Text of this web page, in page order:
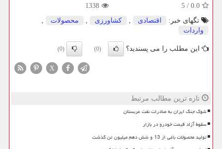
0.0
/
5
1338
تگهای خبر:
اقتصادی , كشاورزی , محصولات
,
واردات
این مطلب را می پسندید؟ (0)
(0)
X
تازه ترین مطالب مرتبط
شوک جنگ ایران به صادرات نفت عربستان
سقوط آزاد قیمت خودرو در بازار
تولید محصولات باغی از 13 و شش دهم میلیون تن گذشت